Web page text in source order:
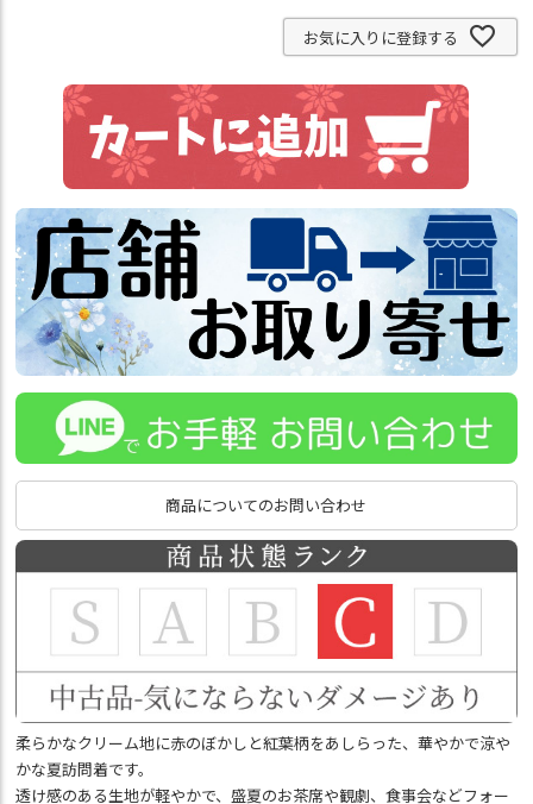
お気に入りに登録する
商品についてのお問い合わせ
柔らかなクリーム地に赤のぼかしと紅葉柄をあしらった、華やかで涼や
かな夏訪問着です。
透け感のある生地が軽やかで、盛夏のお茶席や観劇、食事会などフォー